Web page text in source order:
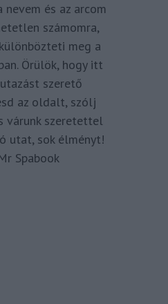
és az arcom
számomra,
meg a
Örülök, hogy itt
szerető
az oldalt, szólj
várunk szeretettel
utat, sok élményt!
Spabook